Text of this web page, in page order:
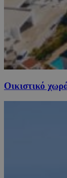
Οικιστικό